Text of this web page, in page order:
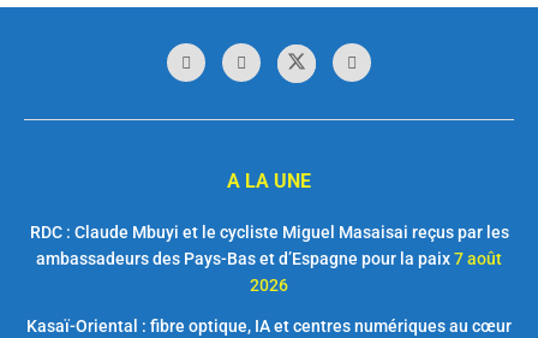
A LA UNE
RDC : Claude Mbuyi et le cycliste Miguel Masaisai reçus par les
ambassadeurs des Pays-Bas et d’Espagne pour la paix7 août
2026
Kasaï-Oriental : fibre optique, IA et centres numériques au cœur